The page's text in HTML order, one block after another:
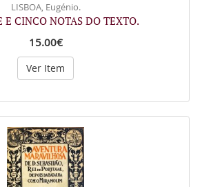
LISBOA, Eugénio.
E CINCO NOTAS DO TEXTO.
15.00€
Ver Item